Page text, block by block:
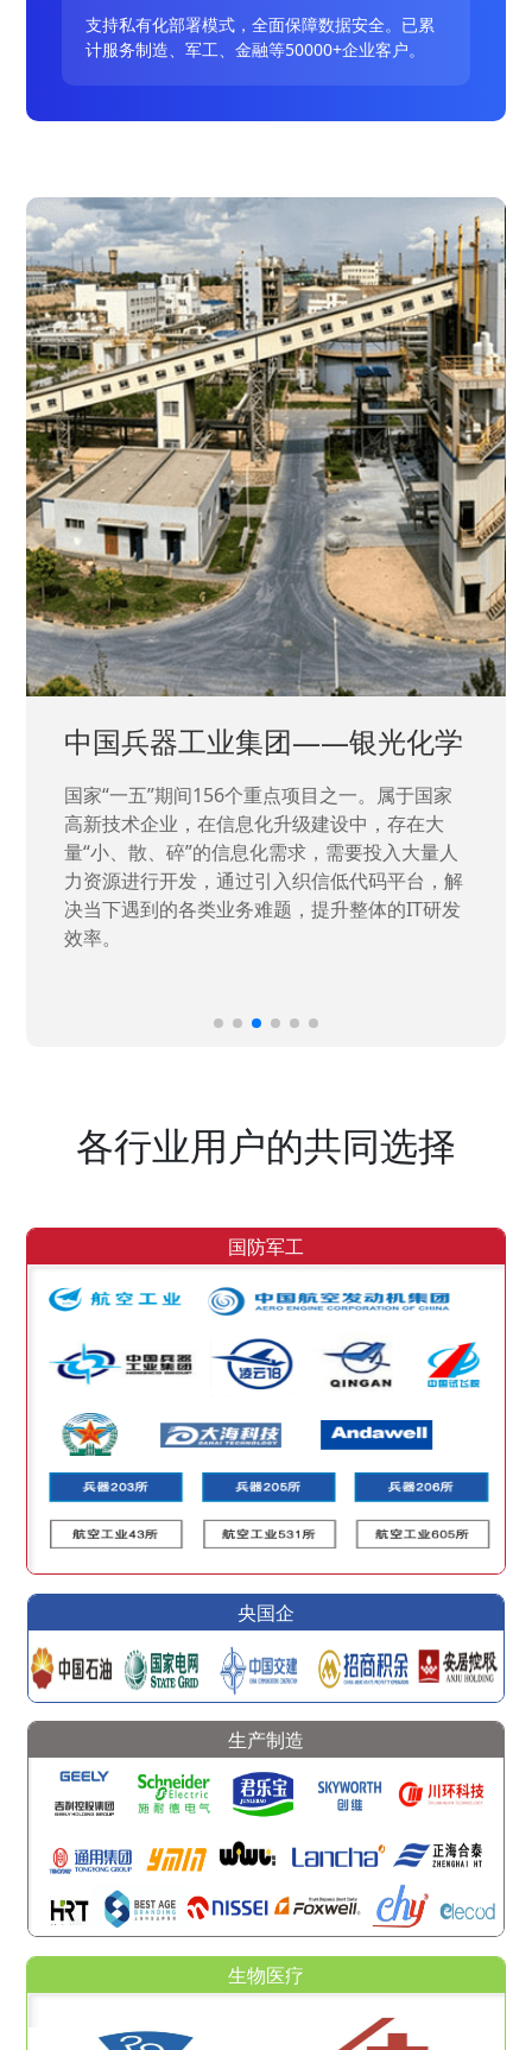
支持私有化部署模式，全面保障数据安全。已累
计服务制造、军工、金融等50000+企业客户。
中国兵器工业集团——银光化学
国家“一五”期间156个重点项目之一。属于国家
高新技术企业，在信息化升级建设中，存在大
量“小、散、碎”的信息化需求，需要投入大量人
力资源进行开发，通过引入织信低代码平台，解
决当下遇到的各类业务难题，提升整体的IT研发
效率。
各行业用户的共同选择
国防军工
央国企
生产制造
生物医疗